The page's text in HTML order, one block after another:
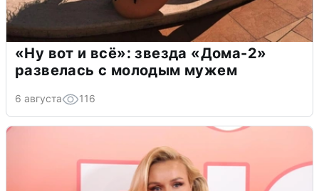
«Ну вот и всё»: звезда «Дома-2»
развелась с молодым мужем
6 августа 116